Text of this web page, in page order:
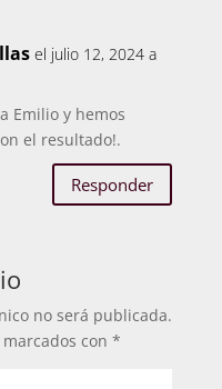
el julio 12, 2024 a
Emilio y hemos
el resultado!.
Responder
no será publicada.
con *